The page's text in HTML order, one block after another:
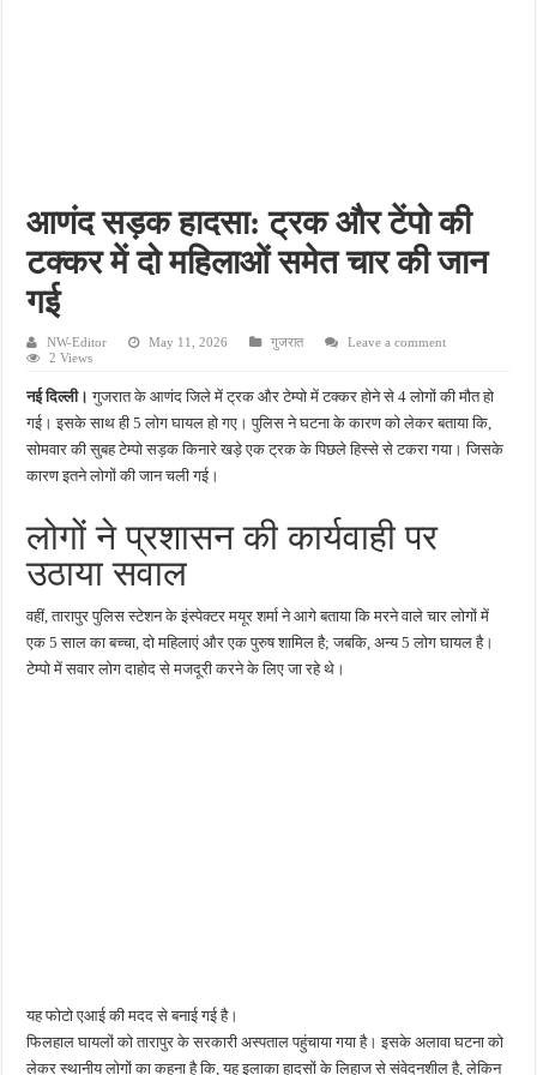
आणंद सड़क हादसा: ट्रक और टेंपो की
टक्कर में दो महिलाओं समेत चार की जान
गई
NW-Editor May 11, 2026 गुजरात
Leave a comment
2 Views
नई दिल्ली। गुजरात के आणंद जिले में ट्रक और टेम्पो में टक्कर होने से 4 लोगों की मौत हो
गई। इसके साथ ही 5 लोग घायल हो गए। पुलिस ने घटना के कारण को लेकर बताया कि,
सोमवार की सुबह टेम्पो सड़क किनारे खड़े एक ट्रक के पिछले हिस्से से टकरा गया। जिसके
कारण इतने लोगों की जान चली गई।
लोगों ने प्रशासन की कार्यवाही पर
उठाया सवाल
वहीं, तारापुर पुलिस स्टेशन के इंस्पेक्टर मयूर शर्मा ने आगे बताया कि मरने वाले चार लोगों में
एक 5 साल का बच्चा, दो महिलाएं और एक पुरुष शामिल है; जबकि, अन्य 5 लोग घायल है।
टेम्पो में सवार लोग दाहोद से मजदूरी करने के लिए जा रहे थे।
यह फोटो एआई की मदद से बनाई गई है।
फिलहाल घायलों को तारापुर के सरकारी अस्पताल पहुंचाया गया है। इसके अलावा घटना को
लेकर स्थानीय लोगों का कहना है कि, यह इलाका हादसों के लिहाज से संवेदनशील है, लेकिन